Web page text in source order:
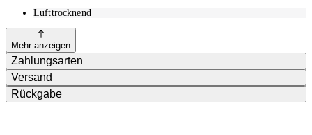
Lufttrocknend
Mehr anzeigen
Zahlungsarten
Versand
Rückgabe